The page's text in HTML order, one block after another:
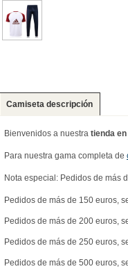
Camiseta descripción
Bienvenidos a nuestra tienda
Para nuestra gama completa de
Nota especial: Pedidos de más
Pedidos de más de 150 euros,
Pedidos de más de 200 euros,
Pedidos de más de 250 euros,
Pedidos de más de 500 euros,